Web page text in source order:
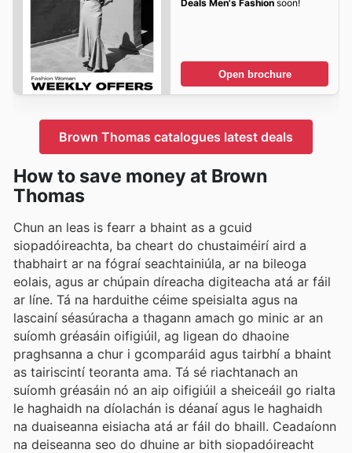
Deals Men's Fashionsoon!
Open brochure
Brown Thomas catalogues latest deals
How to save money at Brown
Thomas
Chun an leas is fearr a bhaint as a gcuid
siopadóireachta, ba cheart do chustaiméirí aird a
thabhairt ar na fógraí seachtainiúla, ar na bileoga
eolais, agus ar chúpain díreacha digiteacha atá ar fáil
ar líne. Tá na harduithe céime speisialta agus na
lascainí séasúracha a thagann amach go minic ar an
suíomh gréasáin oifigiúil, ag ligean do dhaoine
praghsanna a chur i gcomparáid agus tairbhí a bhaint
as tairiscintí teoranta ama. Tá sé riachtanach an
suíomh gréasáin nó an aip oifigiúil a sheiceáil go rialta
le haghaidh na díolachán is déanaí agus le haghaidh
na duaiseanna eisiacha atá ar fáil do bhaill. Ceadaíonn
na deiseanna seo do dhuine ar bith siopadóireacht